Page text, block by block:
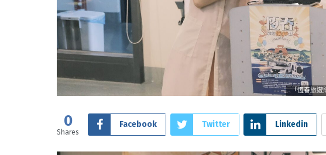
「恆春旅遊
0
Shares
Facebook Twitter Linkedin